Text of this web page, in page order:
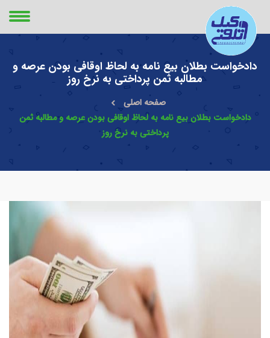
دادخواست بطلان بیع نامه به لحاظ اوقافی بودن عرصه و
مطالبه ثمن پرداختی به نرخ روز
صفحه اصلی
دادخواست بطلان بیع نامه به لحاظ اوقافی بودن عرصه و مطالبه ثمن
پرداختی به نرخ روز